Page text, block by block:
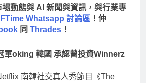
動態與 AI 新聞與資訊，與行業專
Whatsapp 討論區 ！仲
同 Thrades ！
軍oking 韓國 承認曾投資Winnerz
南韓社交真人秀節目《The